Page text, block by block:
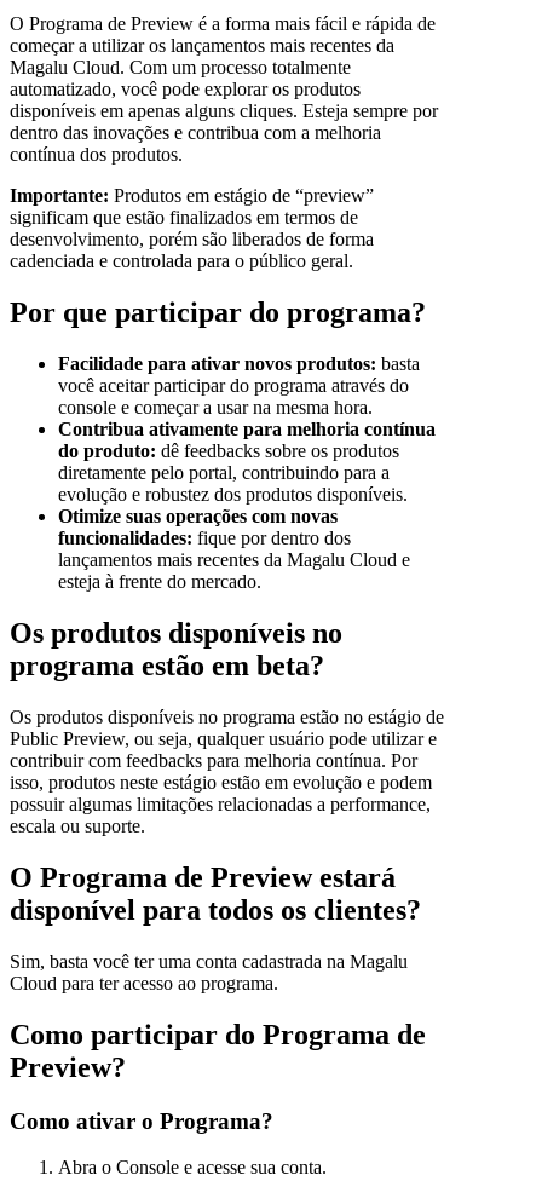
O Programa de Preview é a forma mais fácil e rápida de
começar a utilizar os lançamentos mais recentes da
Magalu Cloud. Com um processo totalmente
automatizado, você pode explorar os produtos
disponíveis em apenas alguns cliques. Esteja sempre por
dentro das inovações e contribua com a melhoria
contínua dos produtos.
Importante: Produtos em estágio de “preview”
significam que estão finalizados em termos de
desenvolvimento, porém são liberados de forma
cadenciada e controlada para o público geral.
Por que participar do programa?
Facilidade para ativar novos produtos: basta
você aceitar participar do programa através do
console e começar a usar na mesma hora.
Contribua ativamente para melhoria contínua
do produto: dê feedbacks sobre os produtos
diretamente pelo portal, contribuindo para a
evolução e robustez dos produtos disponíveis.
Otimize suas operações com novas
funcionalidades: fique por dentro dos
lançamentos mais recentes da Magalu Cloud e
esteja à frente do mercado.
Os produtos disponíveis no
programa estão em beta?
Os produtos disponíveis no programa estão no estágio de
Public Preview, ou seja, qualquer usuário pode utilizar e
contribuir com feedbacks para melhoria contínua. Por
isso, produtos neste estágio estão em evolução e podem
possuir algumas limitações relacionadas a performance,
escala ou suporte.
O Programa de Preview estará
disponível para todos os clientes?
Sim, basta você ter uma conta cadastrada na Magalu
Cloud para ter acesso ao programa.
Como participar do Programa de
Preview?
Como ativar o Programa?
Abra o Console e acesse sua conta.